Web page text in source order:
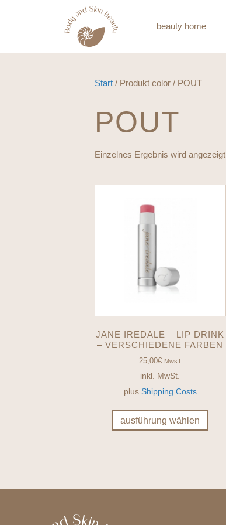
beauty home
Start / Produkt color / POUT
POUT
Einzelnes Ergebnis wird angezeigt
JANE IREDALE – LIP DRINK
– VERSCHIEDENE FARBEN
25,00€ MwsT
inkl. MwSt.
plus Shipping Costs
ausführung wählen
weist